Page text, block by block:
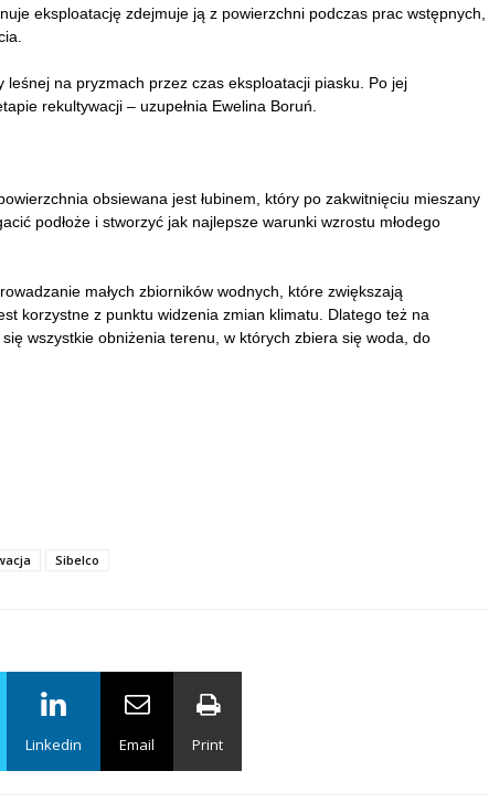
eksploatację zdejmuje ją z powierzchni podczas prac wstępnych,
na pryzmach przez czas eksploatacji piasku. Po jej
rekultywacji – uzupełnia Ewelina Boruń.
obsiewana jest łubinem, który po zakwitnięciu mieszany
podłoże i stworzyć jak najlepsze warunki wzrostu młodego
małych zbiorników wodnych, które zwiększają
korzystne z punktu widzenia zmian klimatu. Dlatego też na
wszystkie obniżenia terenu, w których zbiera się woda, do
Sibelco
Linkedin Email Print